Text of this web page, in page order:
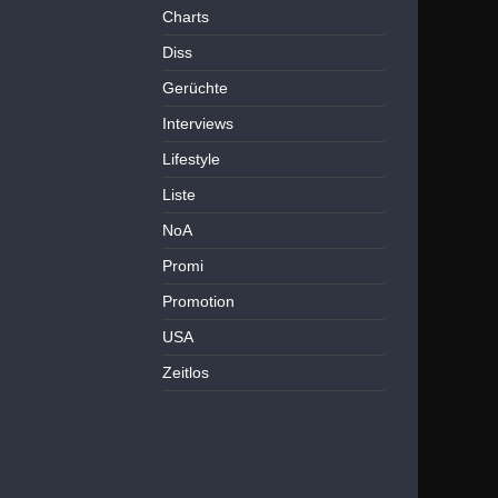
Charts
Diss
Gerüchte
Interviews
Lifestyle
Liste
NoA
Promi
Promotion
USA
Zeitlos